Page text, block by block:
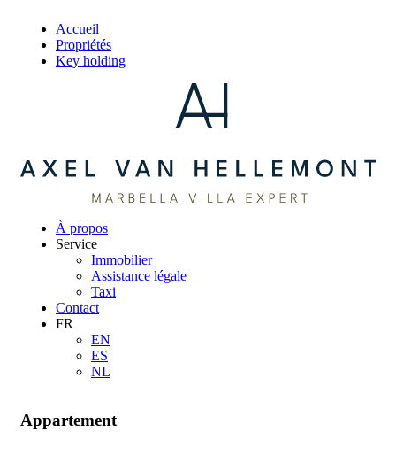
Accueil
Propriétés
Key holding
À propos
Service
Immobilier
Assistance légale
Taxi
Contact
FR
EN
ES
NL
Appartement